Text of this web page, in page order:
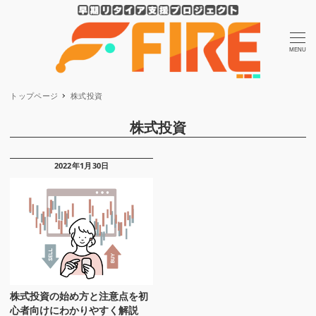
MENU
トップページ 株式投資
株式投資
株式投資の始め方と注意点を初
心者向けにわかりやすく解説
2022年1月30日